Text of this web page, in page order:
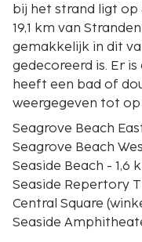
bij het strand ligt op
19,1 km van
gemakkelijk in dit
gedecoreerd is. Er
heeft een bad of
weergegeven tot op
Seagrove Beach
Seagrove Beach
Seaside Beach - 1,6
Seaside Repertory
Central Square
Seaside